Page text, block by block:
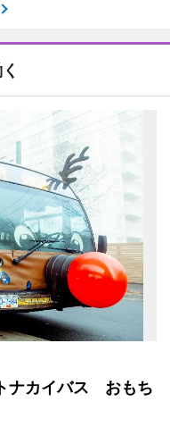
ナカイバス おもち